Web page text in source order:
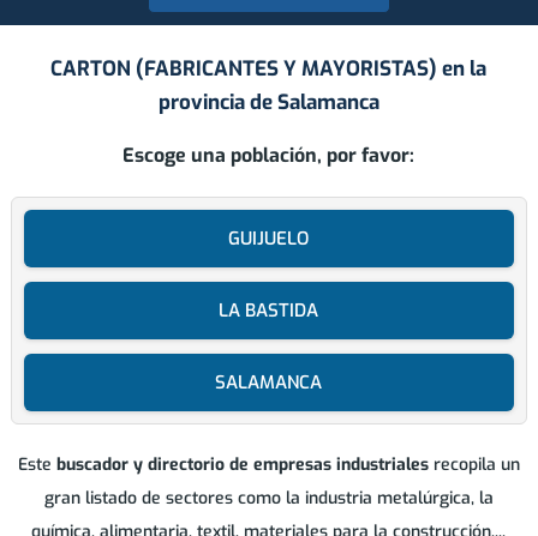
CARTON (FABRICANTES Y MAYORISTAS) en la
provincia deSalamanca
Escoge una población, por favor:
GUIJUELO
LA BASTIDA
SALAMANCA
Este buscador y directorio de empresas industrialesrecopila un
gran listado de sectores como la industria metalúrgica, la